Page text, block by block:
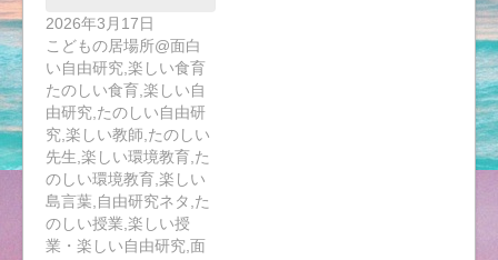
2026年3月17日
こどもの居場所@面白
い自由研究,楽しい食育
たのしい食育,楽しい自
由研究,たのしい自由研
究,楽しい教師,たのしい
先生,楽しい環境教育,た
のしい環境教育,楽しい
島言葉,自由研究ネタ,た
のしい授業,楽しい授
業・楽しい自由研究,面